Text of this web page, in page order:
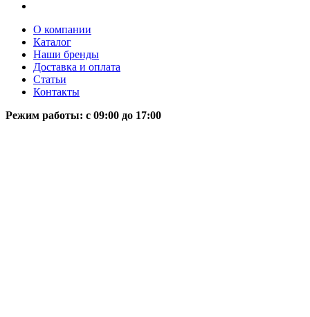
О компании
Каталог
Наши бренды
Доставка и оплата
Статьи
Контакты
Режим работы: c 09:00 до 17:00